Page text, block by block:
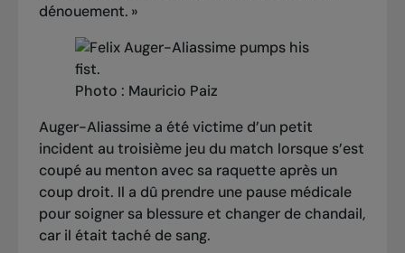
dénouement. »
Photo : Mauricio Paiz
Auger-Aliassime a été victime d’un petit
incident au troisième jeu du match lorsque s’est
coupé au menton avec sa raquette après un
coup droit. Il a dû prendre une pause médicale
pour soigner sa blessure et changer de chandail,
car il était taché de sang.